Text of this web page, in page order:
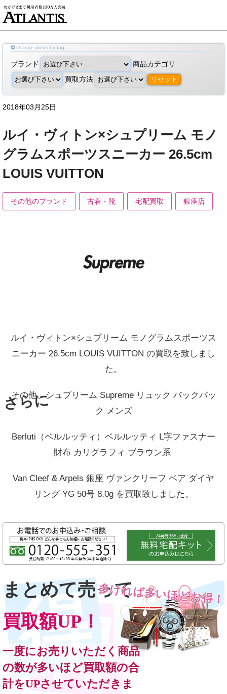
change posts by tag：
ブランド
商品カテゴリ
買取方法
リセット
2018年03月25日
ルイ・ヴィトン×シュプリーム モノ
グラムスポーツスニーカー 26.5cm
LOUIS VUITTON
その他のブランド 古着・靴 宅配買取 銀座店
ルイ・ヴィトン×シュプリーム モノグラムスポーツス
ニーカー 26.5cm LOUIS VUITTON の買取を致しまし
た。
その他、シュプリーム Supreme リュック バックパッ
ク メンズ
Berluti（ベルルッティ）ベルルッティ L字ファスナー
財布 カリグラフィ ブラウン系
Van Cleef & Arpels 銀座 ヴァンクリーフ ベア ダイヤ
リング YG 50号 8.0gを買取致しました。
まとめて売って
さらに
買取額UP！
多ければ多いほどお得！
一度にお売りいただく商品
の数が多いほど買取額の合
計をUPさせていただきま